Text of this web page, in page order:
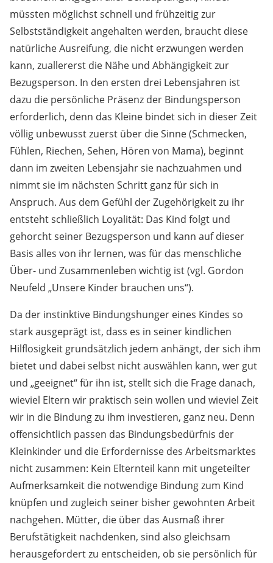
müssten möglichst schnell und frühzeitig zur
Selbstständigkeit angehalten werden, braucht diese
natürliche Ausreifung, die nicht erzwungen werden
kann, zuallererst die Nähe und Abhängigkeit zur
Bezugsperson. In den ersten drei Lebensjahren ist
dazu die persönliche Präsenz der Bindungsperson
erforderlich, denn das Kleine bindet sich in dieser Zeit
völlig unbewusst zuerst über die Sinne (Schmecken,
Fühlen, Riechen, Sehen, Hören von Mama), beginnt
dann im zweiten Lebensjahr sie nachzuahmen und
nimmt sie im nächsten Schritt ganz für sich in
Anspruch. Aus dem Gefühl der Zugehörigkeit zu ihr
entsteht schließlich Loyalität: Das Kind folgt und
gehorcht seiner Bezugsperson und kann auf dieser
Basis alles von ihr lernen, was für das menschliche
Über- und Zusammenleben wichtig ist (vgl. Gordon
Neufeld „Unsere Kinder brauchen uns“).
Da der instinktive Bindungshunger eines Kindes so
stark ausgeprägt ist, dass es in seiner kindlichen
Hilflosigkeit grundsätzlich jedem anhängt, der sich ihm
bietet und dabei selbst nicht auswählen kann, wer gut
und „geeignet“ für ihn ist, stellt sich die Frage danach,
wieviel Eltern wir praktisch sein wollen und wieviel Zeit
wir in die Bindung zu ihm investieren, ganz neu. Denn
offensichtlich passen das Bindungsbedürfnis der
Kleinkinder und die Erfordernisse des Arbeitsmarktes
nicht zusammen: Kein Elternteil kann mit ungeteilter
Aufmerksamkeit die notwendige Bindung zum Kind
knüpfen und zugleich seiner bisher gewohnten Arbeit
nachgehen. Mütter, die über das Ausmaß ihrer
Berufstätigkeit nachdenken, sind also gleichsam
herausgefordert zu entscheiden, ob sie persönlich für